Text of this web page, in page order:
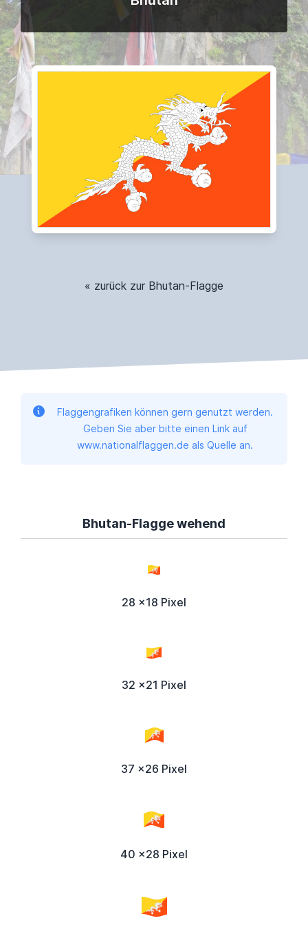
« zurück zur Bhutan-Flagge
Flaggengrafiken können gern genutzt werden.
Geben Sie aber bitte einen Link auf
www.nationalflaggen.de als Quelle an.
Bhutan-Flagge wehend
28 x18 Pixel
32 x21 Pixel
37 x26 Pixel
40 x28 Pixel